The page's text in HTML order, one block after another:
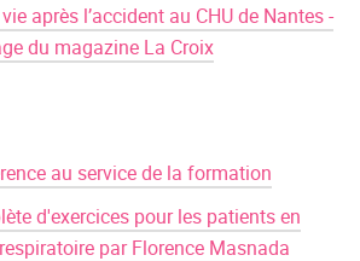
après l’accident au CHU de Nantes -
du magazine La Croix
au service de la formation
d'exercices pour les patients en
par Florence Masnada